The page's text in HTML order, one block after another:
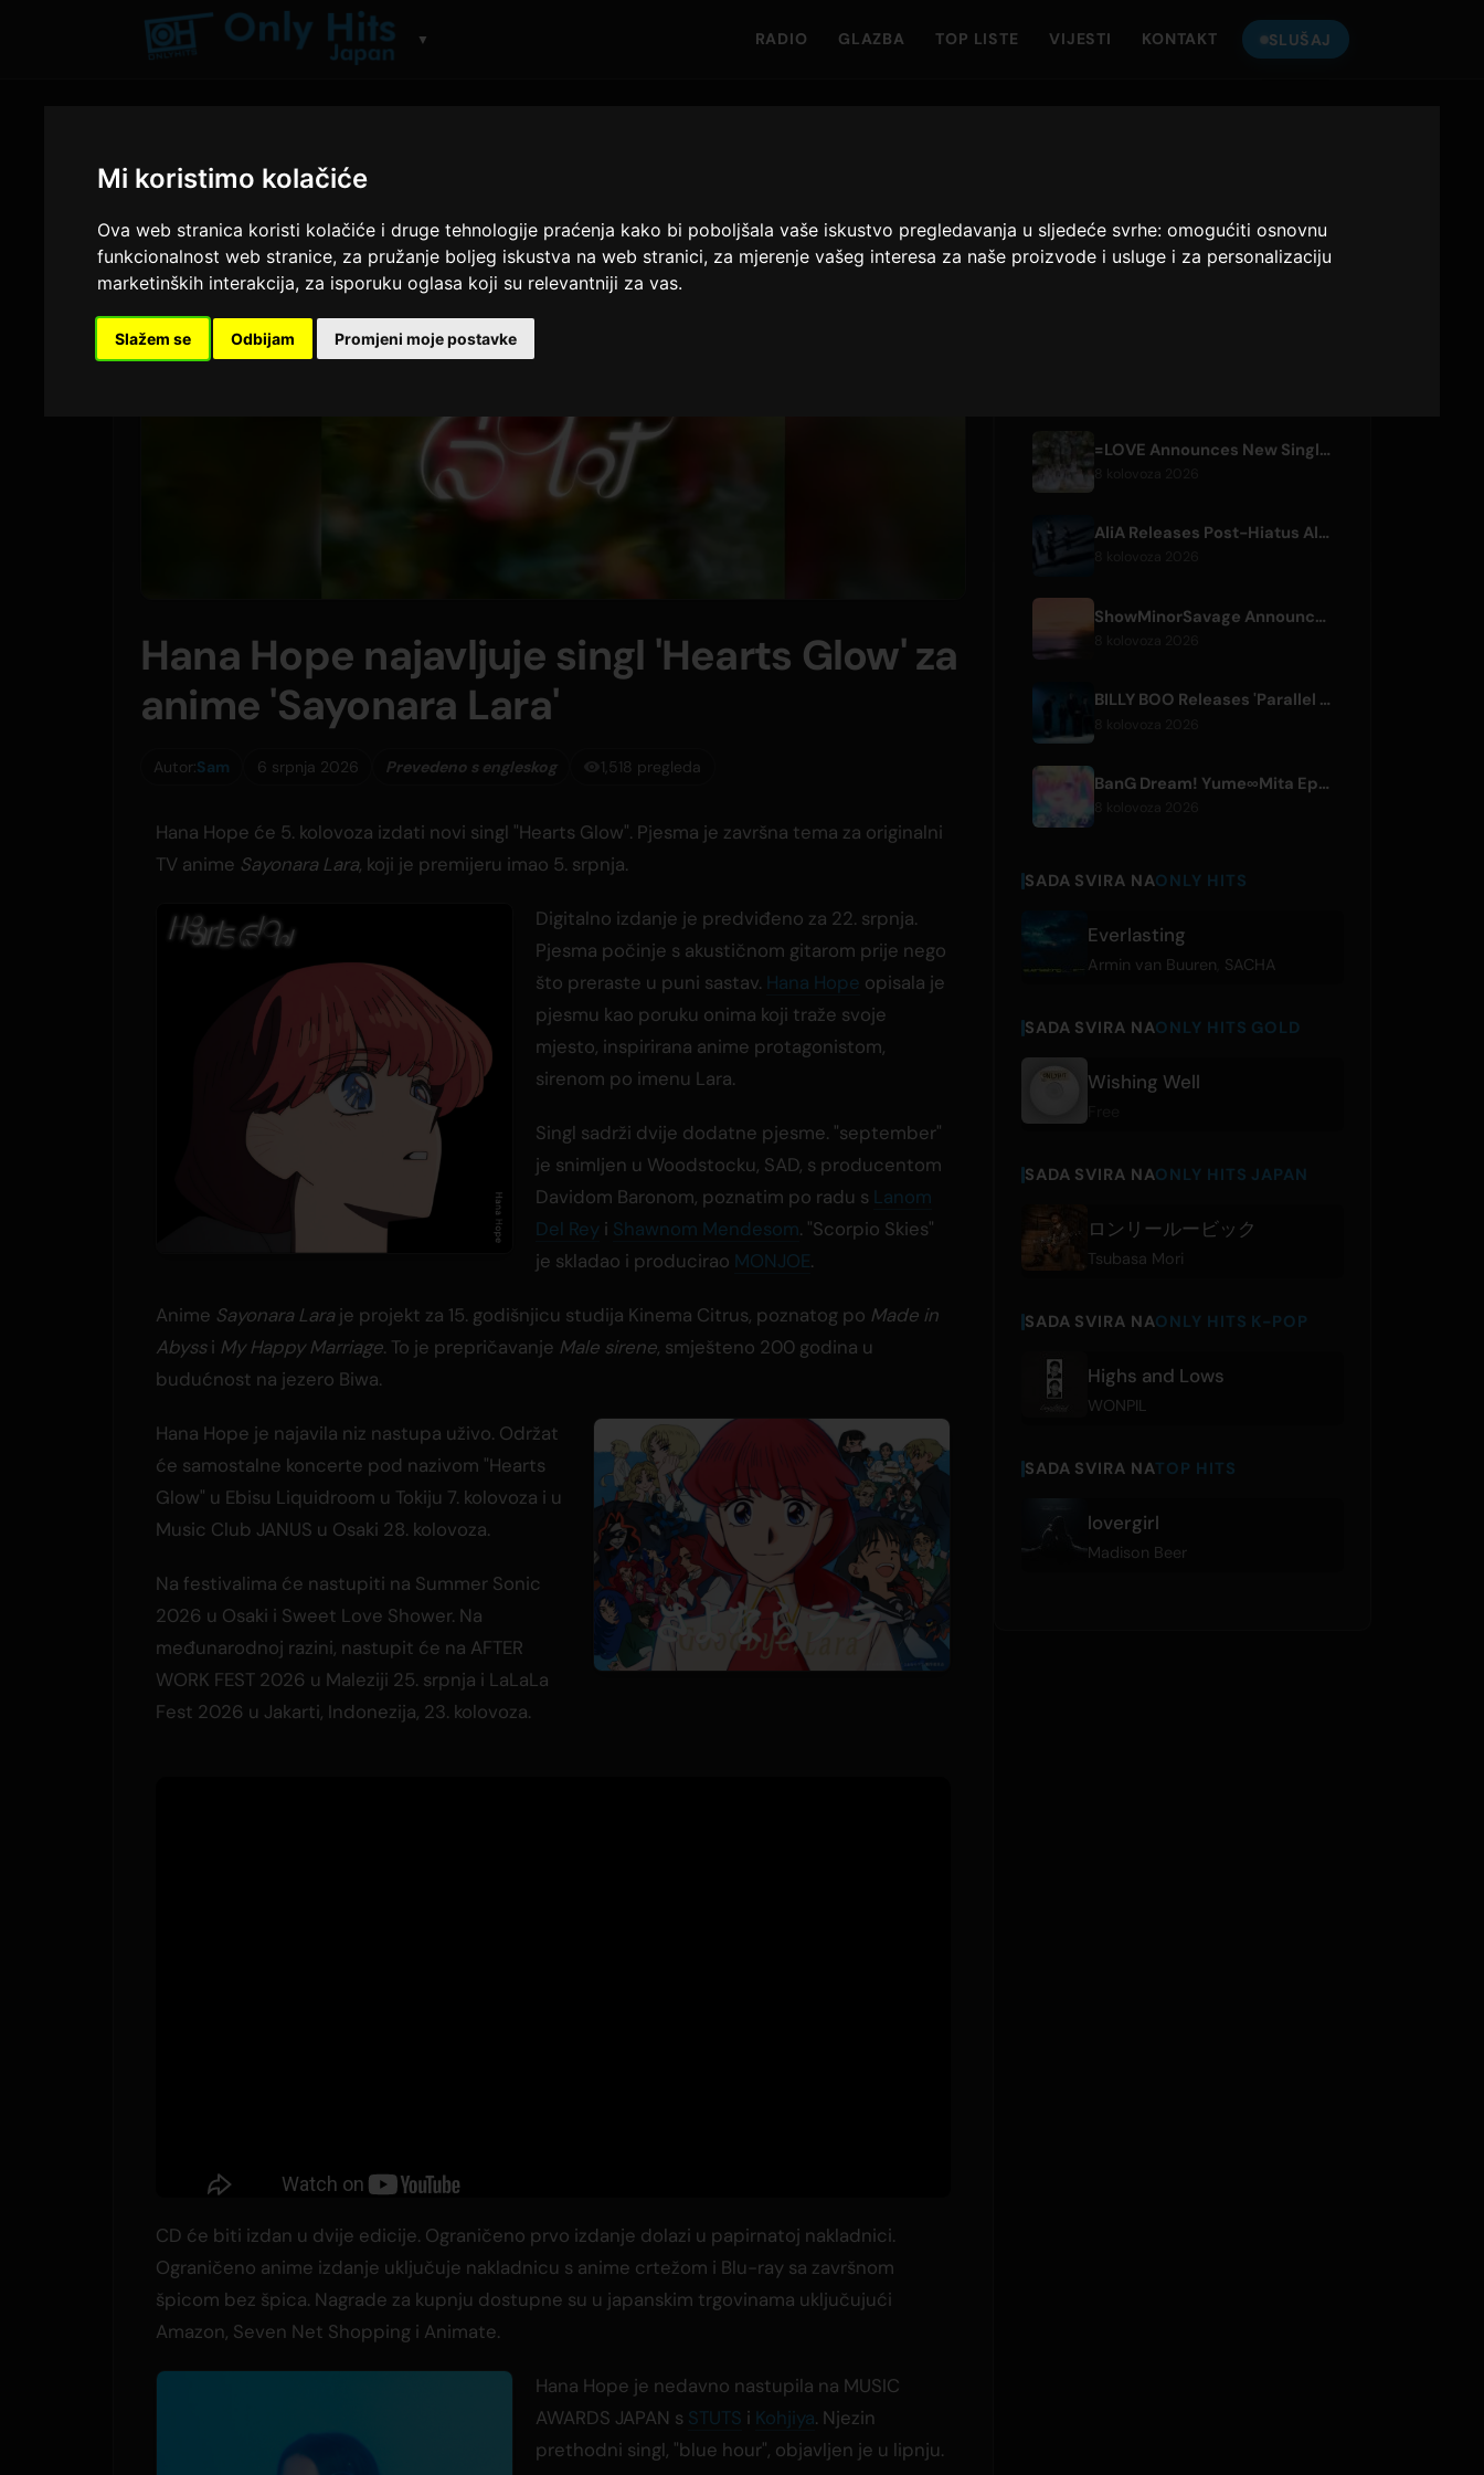
Mi koristimo kolačiće
Ova web stranica koristi kolačiće i druge tehnologije praćenja kako bi poboljšala vaše iskustvo pregledavanja u sljedeće svrhe:omogućiti osnovnu
funkcionalnost web stranice, za pružanje boljeg iskustva na web stranici, za mjerenje vašeg interesa za naše proizvode i usluge i za personalizaciju
marketinških interakcija, za isporuku oglasa koji su relevantniji za vas.
Slažem se Odbijam Promjeni moje postavke
▼ RADIO GLAZBA TOP LISTE VIJESTI KONTAKT SLUŠAJ
Hana Hope najavljuje singl 'Hearts Glow' za
anime 'Sayonara Lara'
Autor:Sam 6 srpnja 2026 Prevedeno s engleskog 1,518 pregleda
Hana Hope će 5. kolovoza izdati novi singl "Hearts Glow". Pjesma je završna tema za originalni
TV anime Sayonara Lara, koji je premijeru imao 5. srpnja.
Digitalno izdanje je predviđeno za 22. srpnja.
Pjesma počinje s akustičnom gitarom prije nego
što preraste u puni sastav. Hana Hope opisala je
pjesmu kao poruku onima koji traže svoje
mjesto, inspirirana anime protagonistom,
sirenom po imenu Lara.
Singl sadrži dvije dodatne pjesme. "september"
je snimljen u Woodstocku, SAD, s producentom
Davidom Baronom, poznatim po radu s Lanom
Del Rey i Shawnom Mendesom. "Scorpio Skies"
je skladao i producirao MONJOE.
Anime Sayonara Lara je projekt za 15. godišnjicu studija Kinema Citrus, poznatog po Made in
Abyssi My Happy Marriage. To je prepričavanje Male sirene, smješteno 200 godina u
budućnost na jezero Biwa.
Hana Hope je najavila niz nastupa uživo. Održat
će samostalne koncerte pod nazivom "Hearts
Glow" u Ebisu Liquidroom u Tokiju 7. kolovoza i u
Music Club JANUS u Osaki 28. kolovoza.
Na festivalima će nastupiti na Summer Sonic
2026 u Osaki i Sweet Love Shower. Na
međunarodnoj razini, nastupit će na AFTER
WORK FEST 2026 u Maleziji 25. srpnja i LaLaLa
Fest 2026 u Jakarti, Indonezija, 23. kolovoza.
CD će biti izdan u dvije edicije. Ograničeno prvo izdanje dolazi u papirnatoj nakladnici.
Ograničeno anime izdanje uključuje nakladnicu s anime crtežom i Blu-ray sa završnom
špicom bez špica. Nagrade za kupnju dostupne su u japanskim trgovinama uključujući
Amazon, Seven Net Shopping i Animate.
Hana Hope je nedavno nastupila na MUSIC
AWARDS JAPAN s STUTS i Kohjiya. Njezin
prethodni singl, "blue hour", objavljen je u lipnju.
Only Hits Japan
=LOVE Announces New Single 'Koi, Hajimemashita.' and Tokyo Dome Concerts
8 kolovoza 2026
AliA Releases Post-Hiatus Album 'mate', Announces Tokyo Live
ShowMinorSavage Announces New Digital Single 'Gradation'
BILLY BOO Releases 'Parallel Night-EP' Featuring TV Drama Theme Song
BanG Dream! Yume∞Mita Episode 8 Live Clip Released
SADA SVIRA NAONLY HITS
Everlasting
Armin van Buuren SACHA
SADA SVIRA NAONLY HITS GOLD
Wishing Well
SADA SVIRA NAONLY HITS JAPAN
ロンリールービック
Tsubasa Mori
SADA SVIRA NAONLY HITS K-POP
Highs and Lows
WONPIL
SADA SVIRA NATOP HITS
lovergirl
Madison Beer